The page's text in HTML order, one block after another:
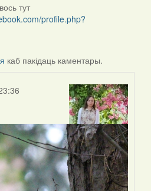
тут
profile.php?
каб пакідаць каментары.